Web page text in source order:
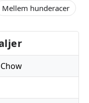
Mellem hunderacer